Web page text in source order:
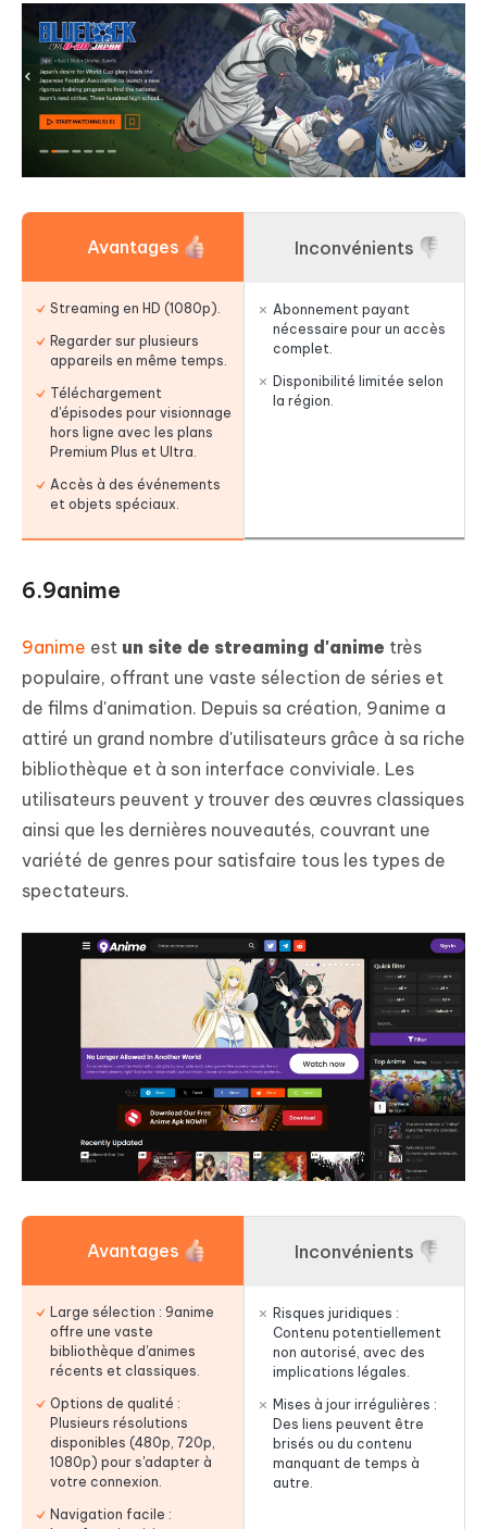
Avantages
Streaming en HD (1080p).
Regarder sur plusieurs
appareils en même temps.
Téléchargement
d'épisodes pour visionnage
hors ligne avec les plans
Premium Plus et Ultra.
Accès à des événements
et objets spéciaux.
Inconvénients
Abonnement payant
nécessaire pour un accès
complet.
Disponibilité limitée selon
la région.
6.9anime
9anime est un site de streaming d'anime très
populaire, offrant une vaste sélection de séries et
de films d'animation. Depuis sa création, 9anime a
attiré un grand nombre d'utilisateurs grâce à sa riche
bibliothèque et à son interface conviviale. Les
utilisateurs peuvent y trouver des œuvres classiques
ainsi que les dernières nouveautés, couvrant une
variété de genres pour satisfaire tous les types de
spectateurs.
Avantages
Large sélection : 9anime
offre une vaste
bibliothèque d'animes
récents et classiques.
Options de qualité :
Plusieurs résolutions
disponibles (480p, 720p,
1080p) pour s'adapter à
votre connexion.
Navigation facile :
Inconvénients
Risques juridiques :
Contenu potentiellement
non autorisé, avec des
implications légales.
Mises à jour irrégulières :
Des liens peuvent être
brisés ou du contenu
manquant de temps à
autre.